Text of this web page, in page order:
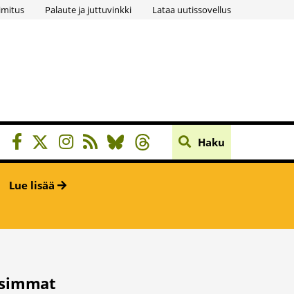
Palaute ja juttuvinkki Lataa uutissovellus
Haku
Lue lisää